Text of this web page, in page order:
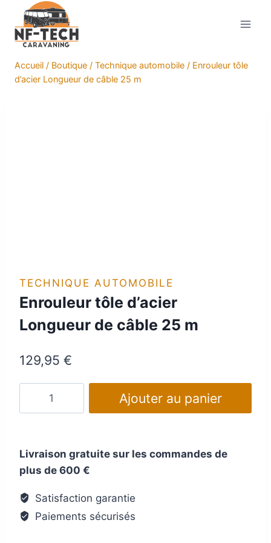
contenu
Accueil / Boutique / Technique automobile / Enrouleur tôle
d’acier Longueur de câble 25 m
TECHNIQUE AUTOMOBILE
Enrouleur tôle d’acier
Longueur de câble 25 m
129,95 €
d’acier
Longueur
câble
25
Ajouter au panier
Livraison gratuite sur les commandes de
plus de 600 €
Satisfaction garantie
Paiements sécurisés